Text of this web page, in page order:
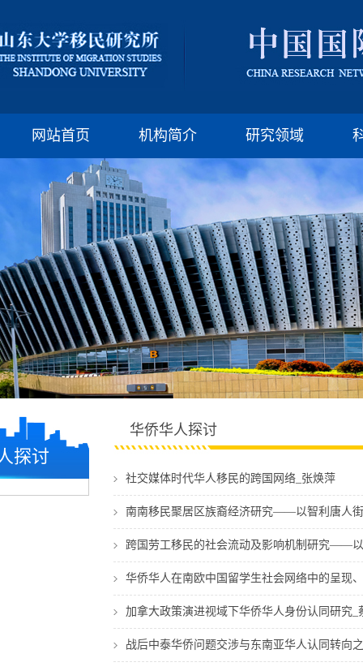
网站首页 机构简介 研究领域
探讨
华侨华人探讨
社交媒体时代华人移民的跨国网络_张焕萍
南南移民聚居区族裔经济研究——以智利唐人
跨国劳工移民的社会流动及影响机制研究——
华侨华人在南欧中国留学生社会网络中的呈现
加拿大政策演进视域下华侨华人身份认同研究_
战后中泰华侨问题交涉与东南亚华人认同转向
版权所有：山东
邮编:250100 电话